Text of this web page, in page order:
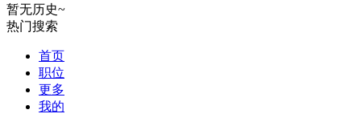
暂无历史~
热门搜索
首页
职位
更多
我的